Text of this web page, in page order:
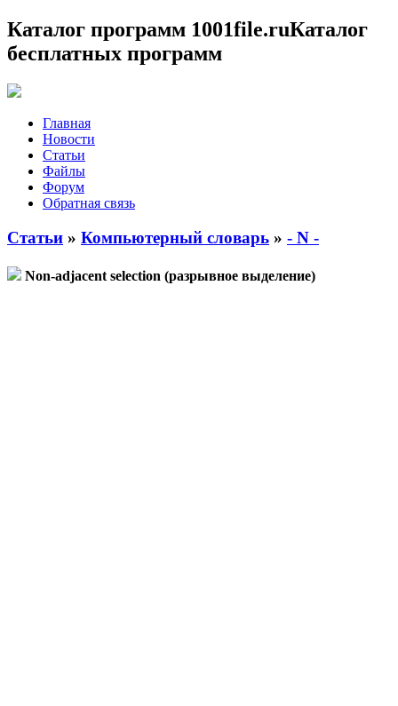
Каталог программ 1001file.ruКаталог
бесплатных программ
Главная
Новости
Статьи
Файлы
Форум
Обратная связь
Статьи » Компьютерный словарь » - N -
Non-adjacent selection (разрывное выделение)